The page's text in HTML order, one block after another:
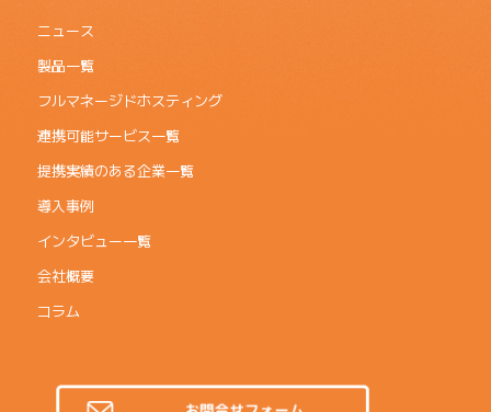
ニュース
製品一覧
フルマネージドホスティング
連携可能サービス一覧
提携実績のある企業一覧
導入事例
インタビュー一覧
会社概要
コラム